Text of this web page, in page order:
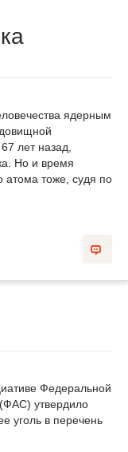
ядерным
лет назад,
Но и время
атома тоже, судя по
Федеральной
утвердило
уголь в перечень